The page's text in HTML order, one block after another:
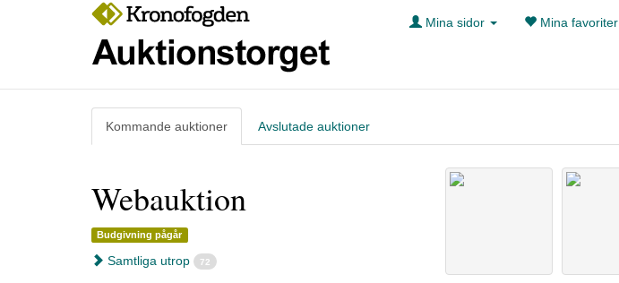
Mina sidor Mina favoriter
Kommande auktioner Avslutade auktioner
Webauktion
Budgivning pågår
Samtliga utrop 72